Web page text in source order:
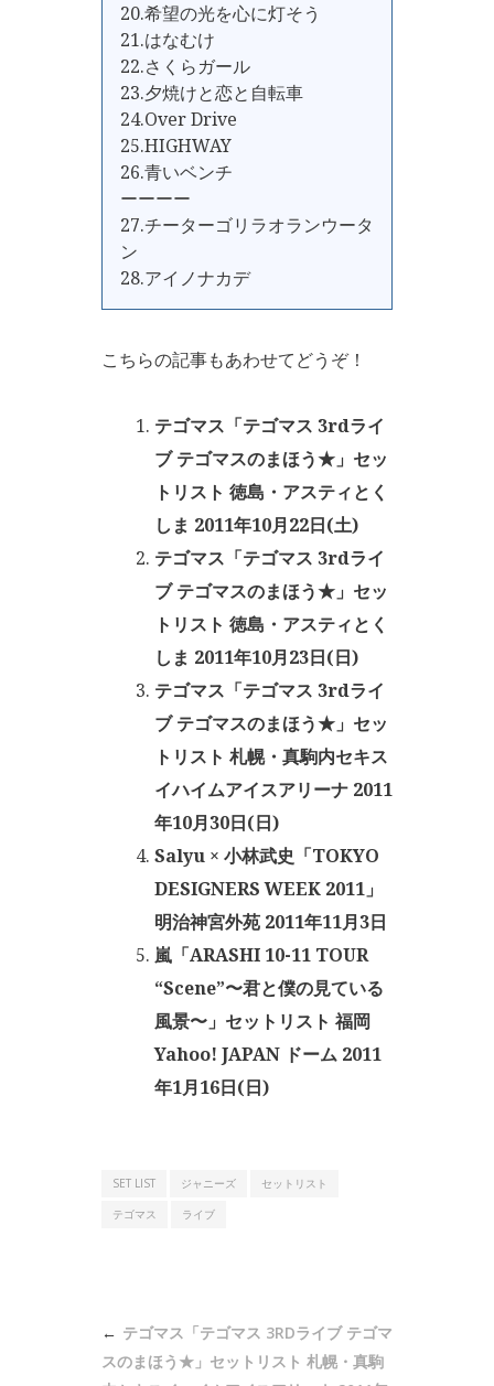
20.希望の光を心に灯そう
21.はなむけ
22.さくらガール
23.夕焼けと恋と自転車
24.Over Drive
25.HIGHWAY
26.青いベンチ
ーーーー
27.チーターゴリラオランウータ
ン
28.アイノナカデ
こちらの記事もあわせてどうぞ！
テゴマス「テゴマス 3rdライ
ブ テゴマスのまほう★」セッ
トリスト 徳島・アスティとく
しま 2011年10月22日(土)
テゴマス「テゴマス 3rdライ
ブ テゴマスのまほう★」セッ
トリスト 徳島・アスティとく
しま 2011年10月23日(日)
テゴマス「テゴマス 3rdライ
ブ テゴマスのまほう★」セッ
トリスト 札幌・真駒内セキス
イハイムアイスアリーナ 2011
年10月30日(日)
Salyu × 小林武史「TOKYO
DESIGNERS WEEK 2011」
明治神宮外苑 2011年11月3日
嵐「ARASHI 10-11 TOUR
“Scene”〜君と僕の見ている
風景〜」セットリスト 福岡
Yahoo! JAPAN ドーム 2011
年1月16日(日)
SET LIST ジャニーズ
セットリスト
テゴマス
ライブ
テゴマス「テゴマス 3RDライブ テゴマ
スのまほう★」セットリスト 札幌・真駒